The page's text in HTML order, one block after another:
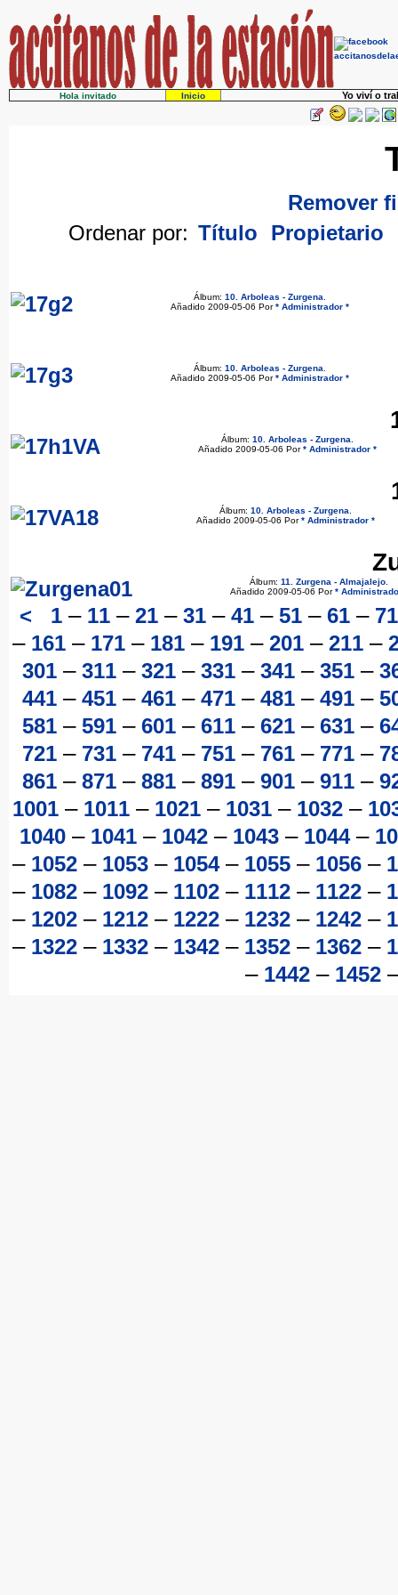
Hola invitado Inicio Yo viví o
Remover
Ordenar por: Título Propietario
Álbum: 10. Arboleas - Zurgena
Añadido 2009-05-06 Por* Administrador *
Álbum: 10. Arboleas - Zurgena
Añadido 2009-05-06 Por* Administrador *
Álbum: 10. Arboleas - Zurgena
Añadido 2009-05-06 Por* Administrador *
Álbum: 10. Arboleas - Zurgena
Añadido 2009-05-06 Por* Administrador *
Álbum: 11. Zurgena - Almajalejo
Añadido 2009-05-06 Por*
< 1 – 11 – 21 – 31 – 41 – 51 – 61 – 71
– 161 – 171 – 181 – 191 – 201 – 211 –
301– 311– 321– 331– 341– 351–
441– 451– 461– 471– 481– 491–
581– 591– 601– 611– 621– 631–
721– 731– 741– 751– 761– 771–
861– 871– 881– 891– 901– 911–
1001– 1011– 1021– 1031– 1032–
1040 – 1041 – 1042 – 1043 – 1044–
– 1052– 1053– 1054– 1055– 1056–
– 1082– 1092– 1102– 1112– 1122–
– 1202– 1212– 1222– 1232– 1242–
– 1322– 1332– 1342– 1352– 1362–
– 1442 – 1452